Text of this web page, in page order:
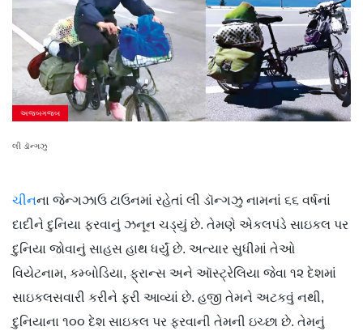
અજબગજબ
લી ડૉન્ગઝુ
ચીનના જેન્ગઝાઉ ટાઉનમાં રહેતાં લી ડૉન્ગઝુ નામનાં ૬૬ વર્ષનાં
દાદીને દુનિયા ફરવાનું ઝનૂન ચડ્યું છે. તેમણે એકલપંડે સાઇકલ પર
દુનિયા જોવાનું સાહસ હાથ ધર્યું છે. અત્યાર સુધીમાં તેઓ
વિયેટનામ, કમ્બોડિયા, ફ્રાન્સ અને ઑસ્ટ્રેલિયા જેવા ૧૨ દેશમાં
સાઇકલસવારી કરીને ફરી આવ્યાં છે. હજી તેમને અટકવું નથી,
દુનિયાના ૧૦૦ દેશ સાઇકલ પર ફરવાની તેમની ઇચ્છા છે. તેમનું